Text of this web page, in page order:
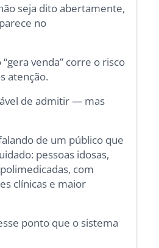
seja dito abertamente,
no
venda” corre o risco
atenção.
de admitir — mas
de um público que
pessoas idosas,
com
clínicas e maior
ponto que o sistema